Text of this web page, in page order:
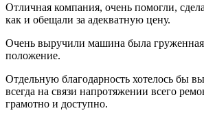
Отличная компания, очень помогли,
как и обещали за адекватную цену.
Очень выручили машина была
положение.
Отдельную благодарность хотелось бы
всегда на связи напротяжении всего
грамотно и доступно.